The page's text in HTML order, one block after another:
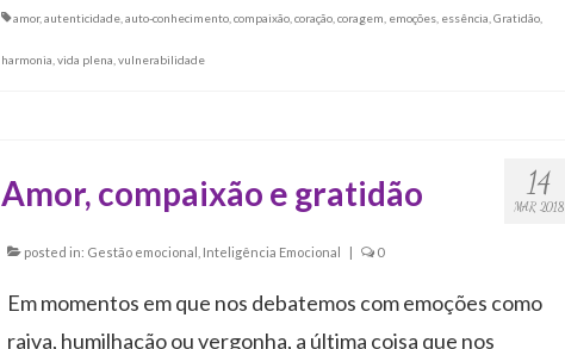
amor, autenticidade, auto-conhecimento, compaixão, coração, coragem emoções, essência Gratidão,
harmonia vida plena vulnerabilidade
14
MAR 2018
Amor, compaixão e gratidão
posted in: Gestão emocional Inteligência Emocional | 0
Em momentos em que nos debatemos com emoções como
raiva, humilhação ou vergonha, a última coisa que nos